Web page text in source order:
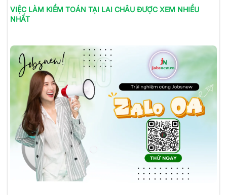
VIỆC LÀM KIỂM TOÁN TẠI LAI CHÂU ĐƯỢC XEM NHIỀU
NHẤT